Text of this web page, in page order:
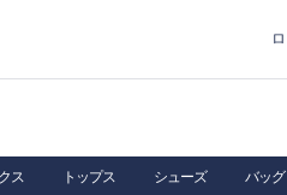
ス トップス シューズ バッグ